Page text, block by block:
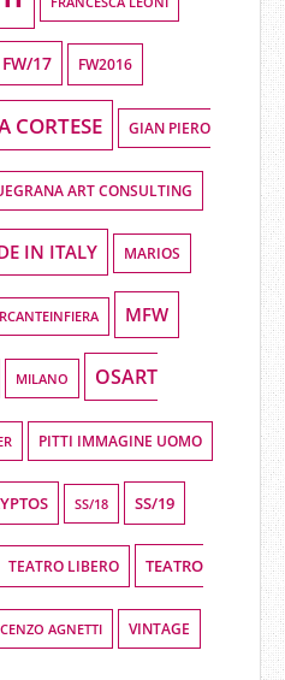
FW/17 FW2016
CORTESE GIAN PIERO
ART CONSULTING
IN ITALY MARIOS
MFW
MILANO OSART
PITTI IMMAGINE UOMO
SS/18 SS/19
TEATRO LIBERO TEATRO
AGNETTI VINTAGE